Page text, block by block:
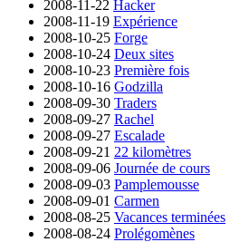
2008-11-22 Hacker
2008-11-19 Expérience
2008-10-25 Forge
2008-10-24 Deux sites
2008-10-23 Première fois
2008-10-16 Godzilla
2008-09-30 Traders
2008-09-27 Rachel
2008-09-27 Escalade
2008-09-21 22 kilomètres
2008-09-06 Journée de cours
2008-09-03 Pamplemousse
2008-09-01 Carmen
2008-08-25 Vacances terminées
2008-08-24 Prolégomènes